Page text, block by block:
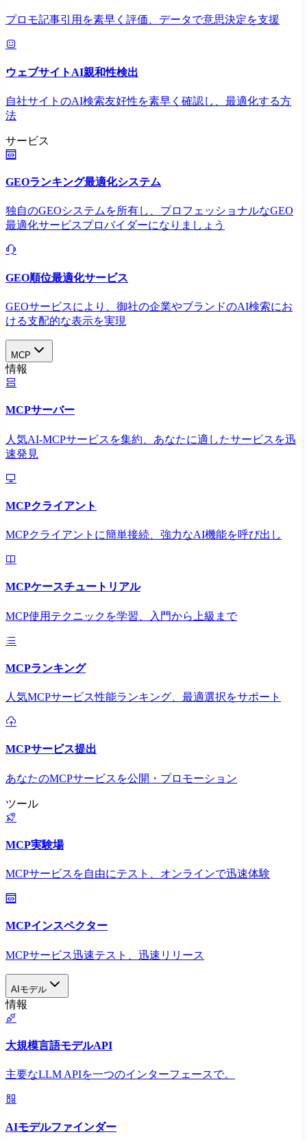
プロモ記事引用を素早く評価、データで意思決定を支援
ウェブサイトAI親和性検出
自社サイトのAI検索友好性を素早く確認し、最適化する方
法
サービス
GEOランキング最適化システム
独自のGEOシステムを所有し、プロフェッショナルなGEO
最適化サービスプロバイダーになりましょう
GEO順位最適化サービス
GEOサービスにより、御社の企業やブランドのAI検索にお
ける支配的な表示を実現​
MCP
情報
MCPサーバー
人気AI-MCPサービスを集約、あなたに適したサービスを迅
速発見
MCPクライアント
MCPクライアントに簡単接続、強力なAI機能を呼び出し
MCPケースチュートリアル
MCP使用テクニックを学習、入門から上級まで
MCPランキング
人気MCPサービス性能ランキング、最適選択をサポート
MCPサービス提出
あなたのMCPサービスを公開・プロモーション
ツール
MCP実験場
MCPサービスを自由にテスト、オンラインで迅速体験
MCPインスペクター
MCPサービス迅速テスト、迅速リリース
AIモデル
情報
大規模言語モデルAPI
主要なLLM APIを一つのインターフェースで。
AIモデルファインダー